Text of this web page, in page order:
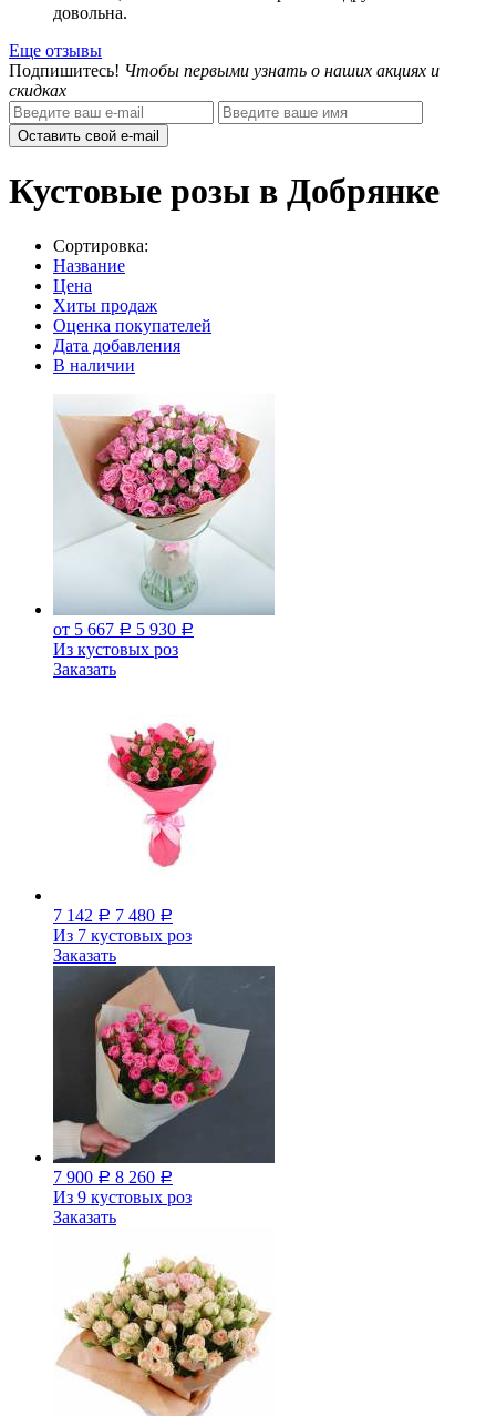
довольна.
Еще отзывы
Подпишитесь! Чтобы первыми узнать о наших акциях и
скидках
Оставить свой e-mail
Кустовые розы в Добрянке
Сортировка:
Название
Цена
Хиты продаж
Оценка покупателей
Дата добавления
В наличии
от 5 667 Р 5 930 Р
Из кустовых роз
Заказать
7 142 Р 7 480 Р
Из 7 кустовых роз
Заказать
7 900 Р 8 260 Р
Из 9 кустовых роз
Заказать